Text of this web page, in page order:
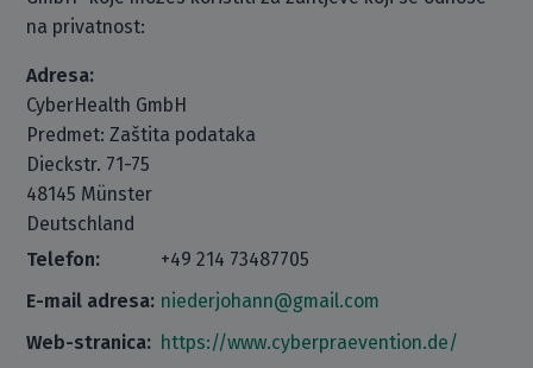
na privatnost:
Adresa:
CyberHealth GmbH
Predmet: Zaštita podataka
Dieckstr. 71-75
48145 Münster
Deutschland
Telefon:
+49 214 73487705
E-mail adresa: niederjohann@gmail.com
Web-stranica: https://www.cyberpraevention.de/